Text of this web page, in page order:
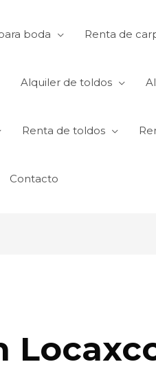
boda Renta de
Alquiler de toldos
Renta de toldos
Contacto